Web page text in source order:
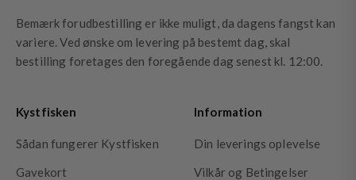
Bemærk forudbestilling er ikke muligt, da dagens fangst kan
variere. Ved ønske om levering på bestemt dag, skal
bestilling foretages den foregående dag senest kl. 12:00.
Kystfisken
Sådan fungerer Kystfisken
Gavekort
Information
Din leverings oplevelse
Vilkår og Betingelser